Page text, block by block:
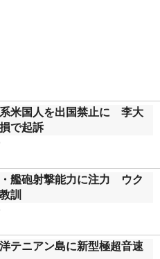
米国人を出国禁止に 李大
で起訴
艦砲射撃能力に注力 ウク
訓
テニアン島に新型極超音速